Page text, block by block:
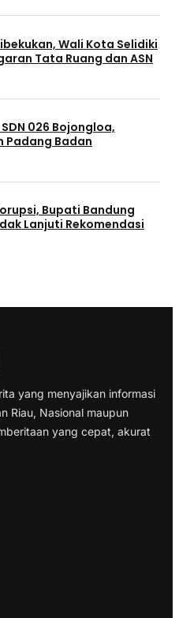
Wali Kota Selidiki
Tata Ruang dan ASN
026 Bojongloa,
Padang Badan
Bupati Bandung
Lanjuti Rekomendasi
yang menyajikan informasi
Riau, Nasional maupun
yang cepat, akurat